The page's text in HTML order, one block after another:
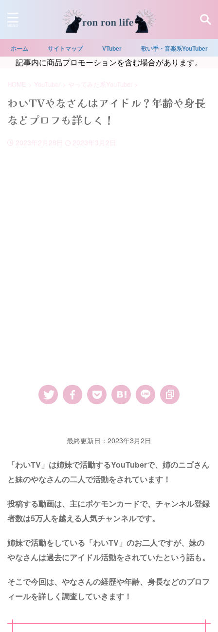
ホーム サイトマップ VTuber 歌い手・音楽系YouTuber
記事内に商品プロモーションを含む場合があります。
HOME > YouTuber > やってみた系YouTuber >
わいTVやなさんはアイドル？年齢や身長
などプロフも詳しく！
2023年2月28日 2023年3月2日
最終更新日：2023年3月2日
「わいTV」は姉妹で活動するYouTuberで、姉のニゴさん
と妹のやなさんの二人で活動をされています！
投稿する動画は、主にポケモンカードで、チャンネル登録
者数は5万人を越える人気チャンネルです。
姉妹で活動をしている「わいTV」のお二人ですが、妹の
やなさんは過去にアイドル活動をされていたという話も。
そこで今回は、やなさんの経歴や年齢、身長などのプロフ
ィールを詳しく調査していきます！